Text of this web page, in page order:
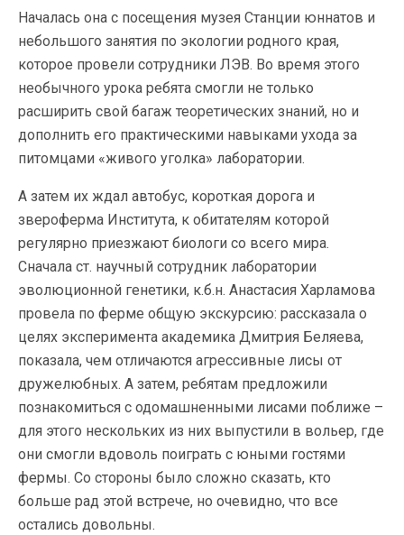
Началась она с посещения музея Станции юннатов и
небольшого занятия по экологии родного края,
которое провели сотрудники ЛЭВ. Во время этого
необычного урока ребята смогли не только
расширить свой багаж теоретических знаний, но и
дополнить его практическими навыками ухода за
питомцами «живого уголка» лаборатории.
А затем их ждал автобус, короткая дорога и
звероферма Института, к обитателям которой
регулярно приезжают биологи со всего мира.
Сначала ст. научный сотрудник лаборатории
эволюционной генетики, к.б.н. Анастасия Харламова
провела по ферме общую экскурсию: рассказала о
целях эксперимента академика Дмитрия Беляева,
показала, чем отличаются агрессивные лисы от
дружелюбных. А затем, ребятам предложили
познакомиться с одомашненными лисами поближе –
для этого нескольких из них выпустили в вольер, где
они смогли вдоволь поиграть с юными гостями
фермы. Со стороны было сложно сказать, кто
больше рад этой встрече, но очевидно, что все
остались довольны.